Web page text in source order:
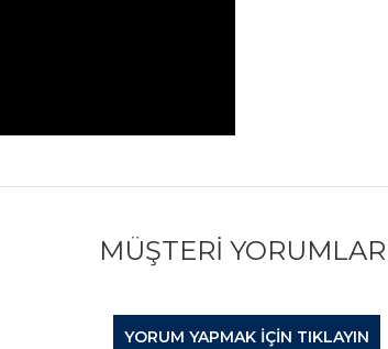
MÜŞTERI
YORUM YAPMAK IÇIN TIKLAYIN